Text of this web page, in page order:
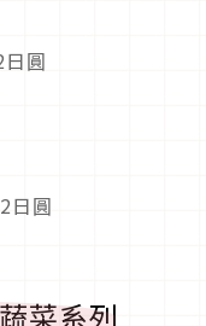
圓
日圓
菜系列